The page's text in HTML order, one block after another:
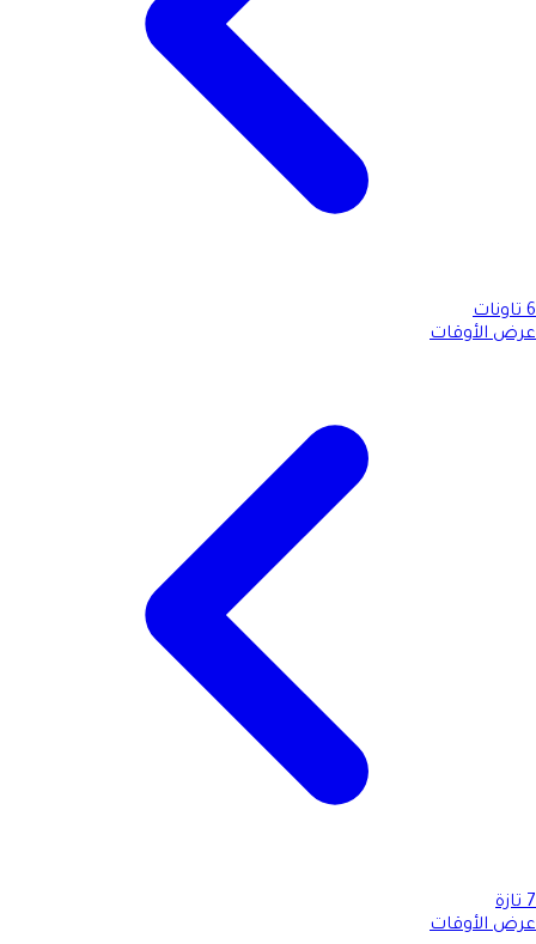
6 تاونات
عرض الأوقات
7 تازة
عرض الأوقات